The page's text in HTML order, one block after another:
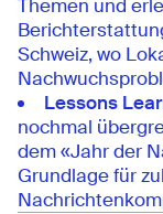
Themen und
Schweiz, wo
Lessons
nochmal
dem «Jahr der
Grundlage für